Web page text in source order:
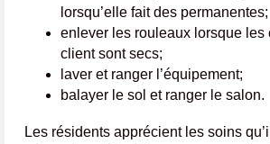
lorsqu’elle fait des permanentes;
enlever les rouleaux lorsque les
client sont secs;
laver et ranger l’équipement;
balayer le sol et ranger le salon.
Les résidents apprécient les soins